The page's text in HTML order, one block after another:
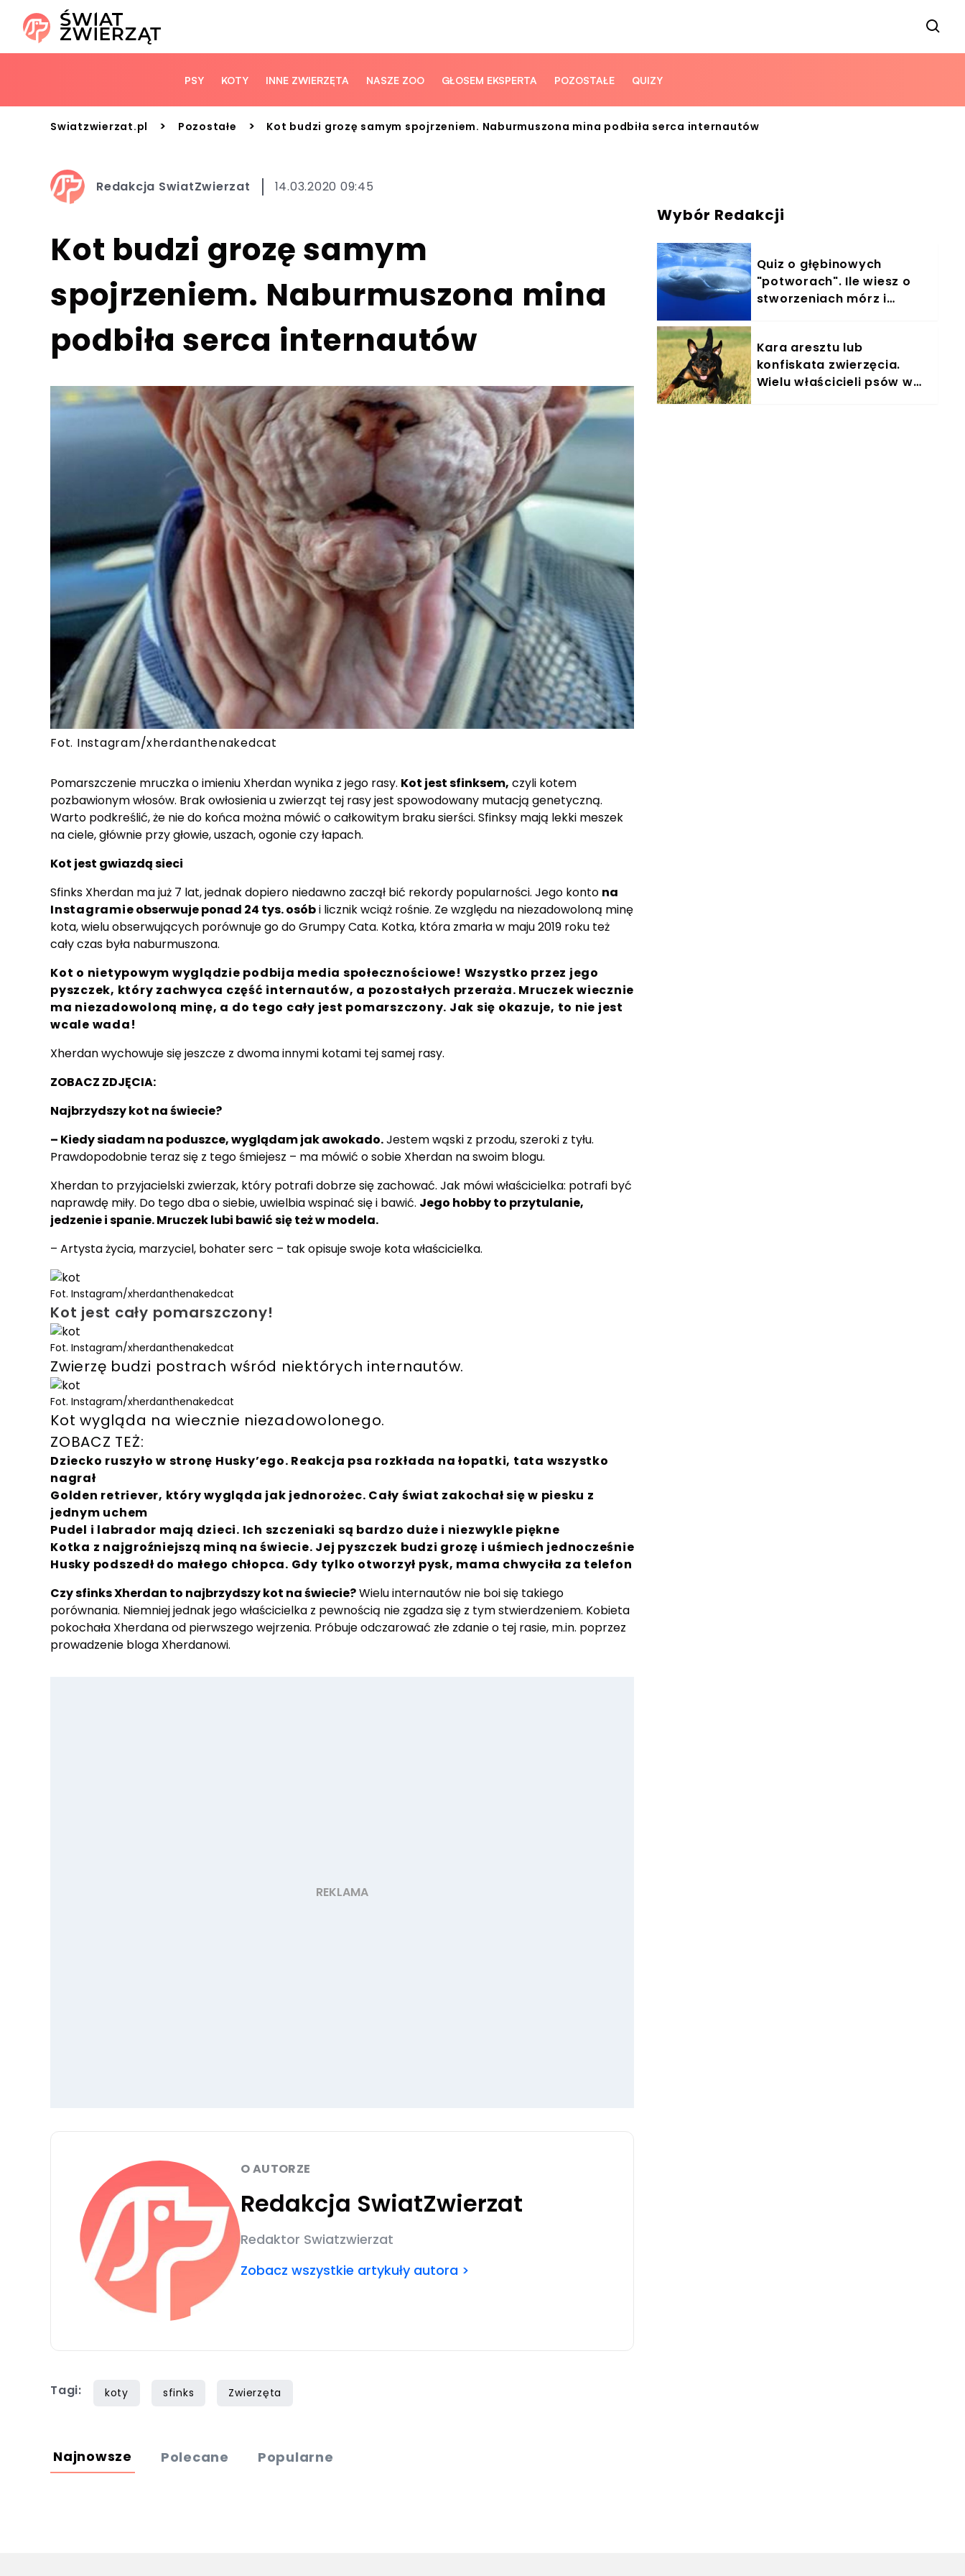
PSY KOTY INNE ZWIERZĘTA NASZE ZOO GŁOSEM EKSPERTA POZOSTAŁE QUIZY
Swiatzwierzat.pl > Pozostałe > Kot budzi grozę samym spojrzeniem. Naburmuszona mina podbiła serca internautów
Redakcja SwiatZwierzat 14.03.2020 09:45
Kot budzi grozę samym
spojrzeniem. Naburmuszona mina
podbiła serca internautów
Fot. Instagram/xherdanthenakedcat
Pomarszczenie mruczka o imieniu Xherdan wynika z jego rasy. Kot jest sfinksem, czyli kotem
pozbawionym włosów. Brak owłosienia u zwierząt tej rasy jest spowodowany mutacją genetyczną.
Warto podkreślić, że nie do końca można mówić o całkowitym braku sierści. Sfinksy mają lekki meszek
na ciele, głównie przy głowie, uszach, ogonie czy łapach.
Kot jest gwiazdą sieci
Sfinks Xherdan ma już 7 lat, jednak dopiero niedawno zaczął bić rekordy popularności. Jego konto na
Instagramieobserwuje ponad 24 tys. osóbi licznik wciąż rośnie. Ze względu na niezadowoloną minę
kota, wielu obserwujących porównuje go do Grumpy Cata. Kotka, która zmarła w maju 2019 roku też
cały czas była naburmuszona.
Kot o nietypowym wyglądzie podbija media społecznościowe! Wszystko przez jego
pyszczek, który zachwyca część internautów, a pozostałych przeraża. Mruczek wiecznie
ma niezadowoloną minę, a do tego cały jest pomarszczony. Jak się okazuje, to nie jest
wcale wada!
Xherdan wychowuje się jeszcze z dwoma innymi kotami tej samej rasy.
ZOBACZ ZDJĘCIA:
Najbrzydszy kot na świecie?
– Kiedy siadam na poduszce, wyglądam jak awokado.Jestem wąski z przodu, szeroki z tyłu.
Prawdopodobnie teraz się z tego śmiejesz – ma mówić o sobie Xherdan na swoim blogu.
Xherdan to przyjacielski zwierzak, który potrafi dobrze się zachować. Jak mówi właścicielka: potrafi być
naprawdę miły. Do tego dba o siebie, uwielbia wspinać się i bawić. Jego hobby to przytulanie,
jedzenie i spanie. Mruczek lubi bawić się też w modela.
– Artysta życia, marzyciel, bohater serc – tak opisuje swoje kota właścicielka.
Fot. Instagram/xherdanthenakedcat
Kot jest cały pomarszczony!
Fot. Instagram/xherdanthenakedcat
Zwierzę budzi postrach wśród niektórych internautów.
Fot. Instagram/xherdanthenakedcat
Kot wygląda na wiecznie niezadowolonego.
ZOBACZ TEŻ:
Dziecko ruszyło w stronę Husky’ego. Reakcja psa rozkłada na łopatki, tata wszystko
nagrał
Golden retriever, który wygląda jak jednorożec. Cały świat zakochał się w piesku z
jednym uchem
Pudel i labrador mają dzieci. Ich szczeniaki są bardzo duże i niezwykle piękne
Kotka z najgroźniejszą miną na świecie. Jej pyszczek budzi grozę i uśmiech jednocześnie
Husky podszedł do małego chłopca. Gdy tylko otworzył pysk, mama chwyciła za telefon
Czy sfinks Xherdan to najbrzydszy kot na świecie?Wielu internautów nie boi się takiego
porównania. Niemniej jednak jego właścicielka z pewnością nie zgadza się z tym stwierdzeniem. Kobieta
pokochała Xherdana od pierwszego wejrzenia. Próbuje odczarować złe zdanie o tej rasie, m.in. poprzez
prowadzenie bloga Xherdanowi.
O AUTORZE
Redakcja SwiatZwierzat
Redaktor Swiatzwierzat
Zobacz wszystkie artykuły autora >
Tagi: koty sfinks Zwierzęta
Wybór Redakcji
Quiz o głębinowych
"potworach". Ile wiesz o
stworzeniach mórz i
Kara aresztu lub
konfiskata zwierzęcia.
Wielu właścicieli psów w
Najnowsze Polecane Popularne